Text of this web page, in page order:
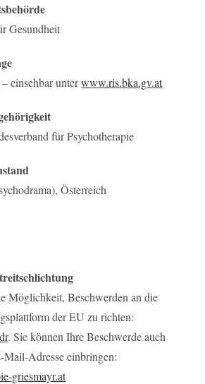
Gesundheit
– einsehbar unterwww.ris.bka.gv.at
für Psychotherapie
Österreich
Möglichkeit, Beschwerden an die
der EU zu richten:
. Sie können Ihre Beschwerde auch
Adresse einbringen:
griesmayr.at